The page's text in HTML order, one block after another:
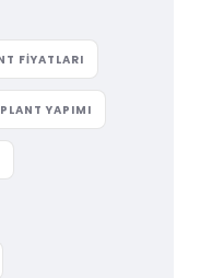
FIYATLARI
YAPIMI